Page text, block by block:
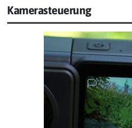
Kamerasteuerung